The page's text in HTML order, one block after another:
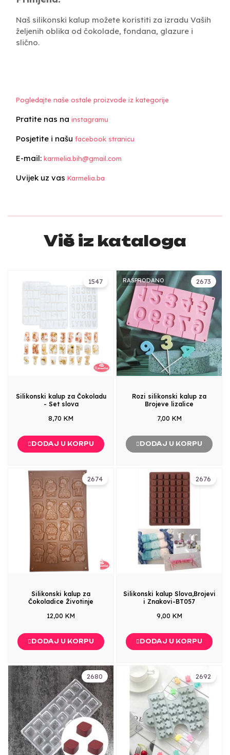
Naš silikonski kalup možete koristiti za izradu Vaših
željenih oblika od čokolade, fondana, glazure i
slično.
Pogledajte naše ostale proizvode iz kategorije
Pratite nas na instagramu
Posjetite i našu facebook stranicu
E-mail: karmelia.bih@gmail.com
Uvijek uz vas Karmelia.ba
Više iz kataloga
1547
Silikonski kalup za Čokoladu
- Set slova
8,70 KM
DODAJ U KORPU
2673
RASPRODANO
Rozi silikonski kalup za
Brojeve lizalice
7,00 KM
DODAJ U KORPU
2674
Silikonski kalup za
Čokoladice Životinje
12,00 KM
DODAJ U KORPU
2676
Silikonski kalup Slova,Brojevi
i Znakovi-BT057
9,00 KM
DODAJ U KORPU
2680 2692